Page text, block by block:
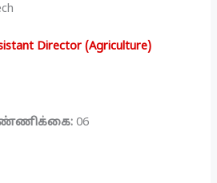
Director (Agriculture)
06